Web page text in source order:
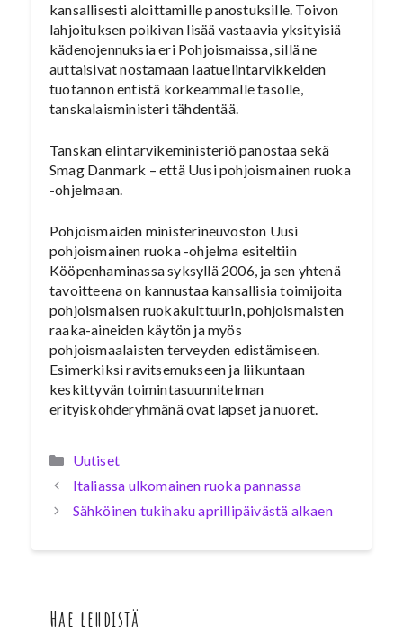
kansallisesti aloittamille panostuksille. Toivon
lahjoituksen poikivan lisää vastaavia yksityisiä
kädenojennuksia eri Pohjoismaissa, sillä ne
auttaisivat nostamaan laatuelintarvikkeiden
tuotannon entistä korkeammalle tasolle,
tanskalaisministeri tähdentää.
Tanskan elintarvikeministeriö panostaa sekä
Smag Danmark – että Uusi pohjoismainen ruoka
-ohjelmaan.
Pohjoismaiden ministerineuvoston Uusi
pohjoismainen ruoka -ohjelma esiteltiin
Kööpenhaminassa syksyllä 2006, ja sen yhtenä
tavoitteena on kannustaa kansallisia toimijoita
pohjoismaisen ruokakulttuurin, pohjoismaisten
raaka-aineiden käytön ja myös
pohjoismaalaisten terveyden edistämiseen.
Esimerkiksi ravitsemukseen ja liikuntaan
keskittyvän toimintasuunnitelman
erityiskohderyhmänä ovat lapset ja nuoret.
Kategoriat
Uutiset
Italiassa ulkomainen ruoka pannassa
Sähköinen tukihaku aprillipäivästä alkaen
Hae lehdistä